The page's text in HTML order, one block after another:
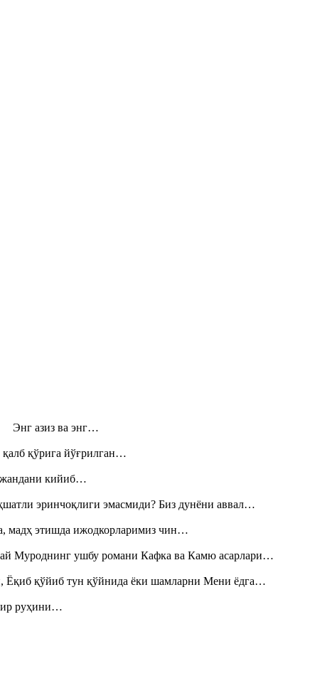
Энг азиз ва энг…
қўрига йўғрилган…
жандани кийиб…
эринчоқлиги эмасмиди? Биз дунёни аввал…
мадҳ этишда ижодкорларимиз чин…
Муроднинг ушбу романи Кафка ва Камю асарлари…
Ёқиб қўйиб тун қўйнида ёки шамларни Мени ёдга…
руҳини…